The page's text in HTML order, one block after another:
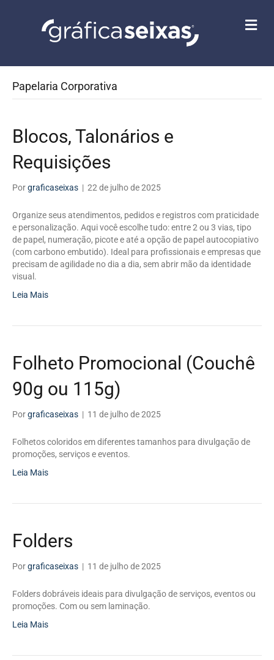
M
E
Papelaria Corporativa
Blocos, Talonários e
Requisições
Porgraficaseixas | 22 de julho de 2025
Organize seus atendimentos, pedidos e registros com praticidade
e personalização. Aqui você escolhe tudo: entre 2 ou 3 vias, tipo
de papel, numeração, picote e até a opção de papel autocopiativo
(com carbono embutido). Ideal para profissionais e empresas que
precisam de agilidade no dia a dia, sem abrir mão da identidade
visual.
Leia Mais
Folheto Promocional (Couchê
90g ou 115g)
Porgraficaseixas | 11 de julho de 2025
Folhetos coloridos em diferentes tamanhos para divulgação de
promoções, serviços e eventos.
Leia Mais
Folders
Porgraficaseixas | 11 de julho de 2025
Folders dobráveis ideais para divulgação de serviços, eventos ou
promoções. Com ou sem laminação.
Leia Mais